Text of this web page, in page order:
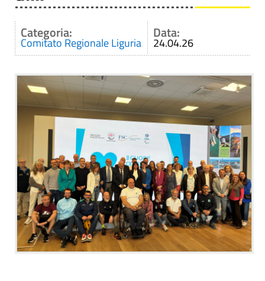
Categoria:
Comitato Regionale Liguria
Data:
24.04.26